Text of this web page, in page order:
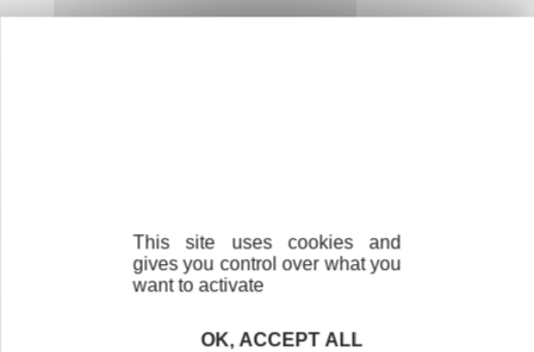
Trouvez à qui vous adresser
Créateurs, repreneurs, vos interlocuteurs en
This site uses cookies and
gives you control over what you
want to activate
OK, ACCEPT ALL